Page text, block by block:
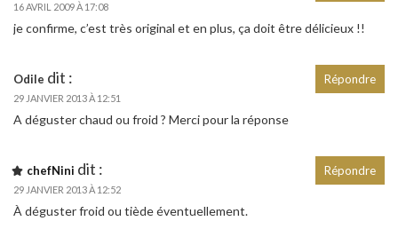
16 AVRIL 2009 À 17:08
je confirme, c’est très original et en plus, ça doit être délicieux !!
Odile dit :
29 JANVIER 2013 À 12:51
A déguster chaud ou froid ? Merci pour la réponse
Répondre
chefNini dit :
29 JANVIER 2013 À 12:52
À déguster froid ou tiède éventuellement.
Répondre